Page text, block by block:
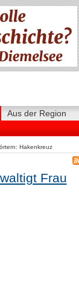
Aus der Region
Hakenkreuz
Frau